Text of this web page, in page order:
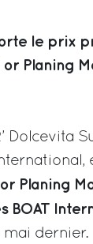
le prix
Planing
Dolcevita
Planing
BOAT
mai dernier.